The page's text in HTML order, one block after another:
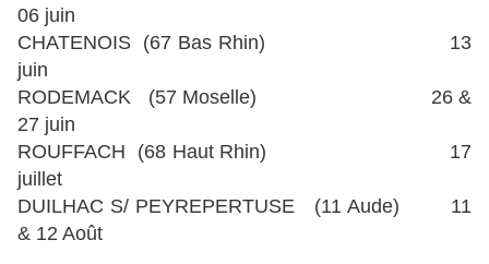
06 juin
CHATENOIS (67 Bas Rhin) 13
juin
RODEMACK (57 Moselle) 26 &
27 juin
ROUFFACH (68 Haut Rhin) 17
juillet
DUILHAC S/ PEYREPERTUSE (11 Aude) 11
& 12 Août